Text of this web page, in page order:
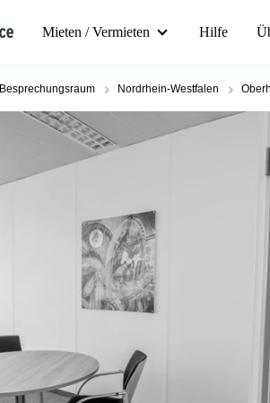
Mieten / Vermieten Hilfe
Besprechungsraum Nordrhein-Westfalen